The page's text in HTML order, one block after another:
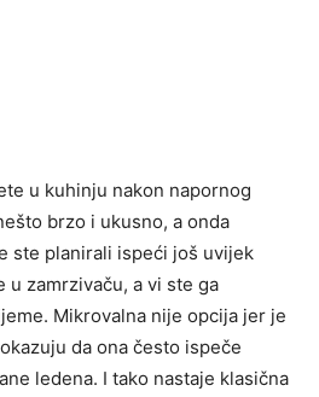
u kuhinju nakon napornog
brzo i ukusno, a onda
ste planirali ispeći još uvijek
u zamrzivaču, a vi ste ga
Mikrovalna nije opcija jer je
da ona često ispeče
ledena. I tako nastaje klasična